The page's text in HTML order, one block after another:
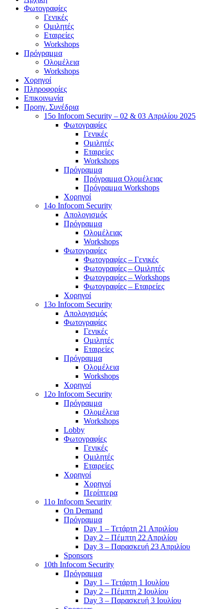
Φωτογραφίες
Γενικές
Ομιλητές
Εταιρείες
Workshops
Πρόγραμμα
Ολομέλεια
Workshops
Χορηγοί
Πληροφορίες
Επικοινωνία
Προηγ. Συνέδρια
15o Infocom Security – 02 & 03 Απριλίου 2025
Φωτογραφίες
Γενικές
Ομιλητές
Εταιρείες
Workshops
Πρόγραμμα
Πρόγραμμα Ολομέλειας
Πρόγραμμα Workshops
Χορηγοί
14o Infocom Security
Απολογισμός
Πρόγραμμα
Ολομέλειας
Workshops
Φωτογραφίες
Φωτογραφίες – Γενικές
Φωτογραφίες – Ομιλητές
Φωτογραφίες – Workshops
Φωτογραφίες – Εταιρείες
Χορηγοί
13o Infocom Security
Απολογισμός
Φωτογραφίες
Γενικές
Ομιλητές
Εταιρείες
Πρόγραμμα
Ολομέλεια
Workshops
Χορηγοί
12o Infocom Security
Πρόγραμμα
Ολομέλεια
Workshops
Lobby
Φωτογραφίες
Γενικές
Ομιλητές
Εταιρείες
Χορηγοί
Χορηγοί
Περίπτερα
11o Infocom Security
On Demand
Πρόγραμμα
Day 1 – Τετάρτη 21 Απριλίου
Day 2 – Πέμπτη 22 Απριλίου
Day 3 – Παρασκευή 23 Απριλίου
Sponsors
10th Infocom Security
Πρόγραμμα
Day 1 – Τετάρτη 1 Ιουλίου
Day 2 – Πέμπτη 2 Ιουλίου
Day 3 – Παρασκευή 3 Ιουλίου